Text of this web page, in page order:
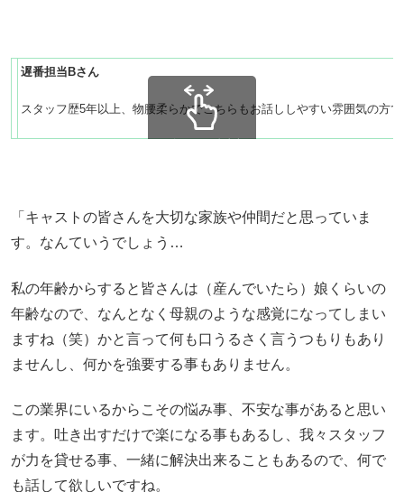
遅番担当Bさん
スタッフ歴5年以上、物腰柔らかでこちらもお話ししやすい雰囲気の方
スクロールできます
「キャストの皆さんを大切な家族や仲間だと思っていま
す。なんていうでしょう…
私の年齢からすると皆さんは（産んでいたら）娘くらいの
年齢なので、なんとなく母親のような感覚になってしまい
ますね（笑）かと言って何も口うるさく言うつもりもあり
ませんし、何かを強要する事もありません。
この業界にいるからこその悩み事、不安な事があると思い
ます。吐き出すだけで楽になる事もあるし、我々スタッフ
が力を貸せる事、一緒に解決出来ることもあるので、何で
も話して欲しいですね。